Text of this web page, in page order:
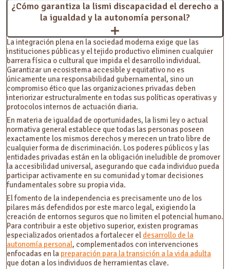
¿Cómo garantiza la lismi discapacidad el derecho a
la igualdad y la autonomía personal?
La integración plena en la sociedad moderna exige que las
instituciones públicas y el tejido productivo eliminen cualquier
barrera física o cultural que impida el desarrollo individual.
Garantizar un ecosistema accesible y equitativo no es
únicamente una responsabilidad gubernamental, sino un
compromiso ético que las organizaciones privadas deben
interiorizar estructuralmente en todas sus políticas operativas y
protocolos internos de actuación diaria.
En materia de igualdad de oportunidades, la lismi ley o actual
normativa general establece que todas las personas poseen
exactamente los mismos derechos y merecen un trato libre de
cualquier forma de discriminación. Los poderes públicos y las
entidades privadas están en la obligación ineludible de promover
la accesibilidad universal, asegurando que cada individuo pueda
participar activamente en su comunidad y tomar decisiones
fundamentales sobre su propia vida.
El fomento de la independencia es precisamente uno de los
pilares más defendidos por este marco legal, exigiendo la
creación de entornos seguros que no limiten el potencial humano.
Para contribuir a este objetivo superior, existen programas
especializados orientados a fortalecer el desarrollo de la
autonomía personal, complementados con intervenciones
enfocadas en la preparación para la transición a la vida adulta
que dotan a los individuos de herramientas clave.